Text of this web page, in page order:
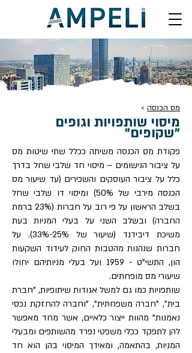
מס הכנסה >
מיסוי שותפויות וגופים
"שקופים"
פקודת מס הכנסה משיתה ככלל שתי שיטות מס
על ציבור הנישומים – מיסוי חד שלבי שחל בדרך
כלל על ציבור העוסקים והשכירים (עד שיעור מס
הכנסה מירבי של 50%) ומיסוי דו שלבי שחל
בשלב הראשון על פי רוב על חברות (23% ברמת
החברה) ובשלב השני על בעלי המניות בעת
משיכת דיבידנד (שיעור של 25%-33%). על
חברות שנהנות מהטבות החוק לעידוד השקעות
הון, התשי"ט - 1959 ועל בעלי מניותיהם יחולו
שיעורי מס מופחתים.
שותפויות כמו גם למשל אגודות שיתופיות, "חברת
בית", "חברה משפחתית", "וחברה להחזקת נכסי
נאמנות" מהוות ייצור כלאיים, אשר מחד מאפשר
להן לתפקד ככלי משפטי נפרד מהשותפים ומבעלי
המניות, בהתאמה, ומאידך המיסוי בהן הוא חד